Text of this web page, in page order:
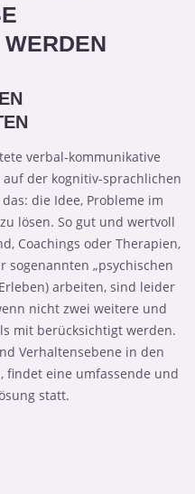
verbal-kommunikative
der kognitiv-sprachlichen
die Idee, Probleme im
lösen. So gut und wertvoll
Coachings oder Therapien,
sogenannten „psychischen
arbeiten, sind leider
nicht zwei weitere und
mit berücksichtigt werden.
Verhaltensebene in den
findet eine umfassende und
statt.